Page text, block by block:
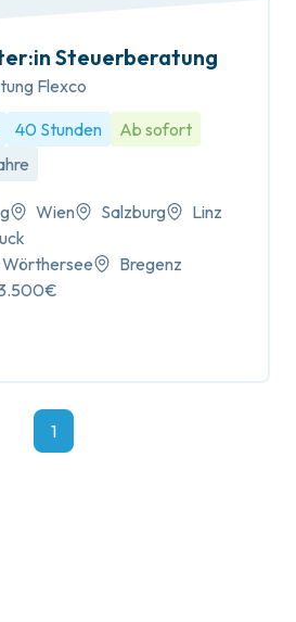
Steuerberatung
Flexco
40 Stunden
Ab sofort
Wien Salzburg
Linz
Bregenz
1